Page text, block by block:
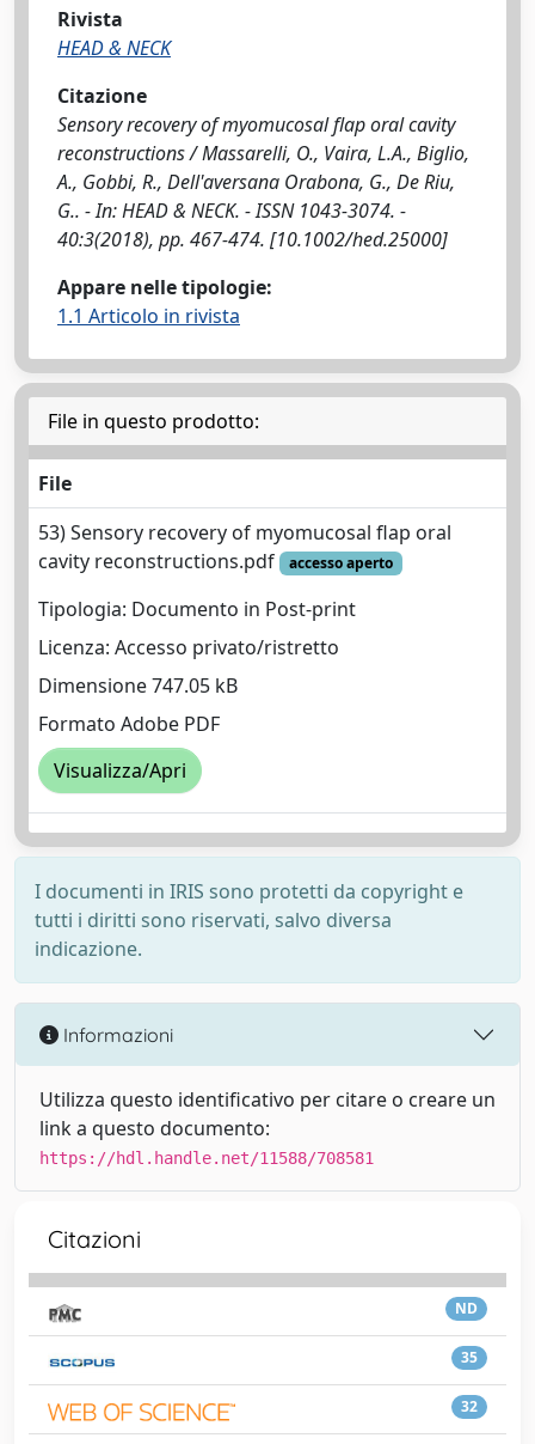
Rivista
HEAD & NECK
Citazione
Sensory recovery of myomucosal flap oral cavity
reconstructions / Massarelli, O., Vaira, L.A., Biglio,
A., Gobbi, R., Dell'aversana Orabona, G., De Riu,
G.. - In: HEAD & NECK. - ISSN 1043-3074. -
40:3(2018), pp. 467-474. [10.1002/hed.25000]
Appare nelle tipologie:
1.1 Articolo in rivista
File in questo prodotto:
File
53) Sensory recovery of myomucosal flap oral
cavity reconstructions.pdf
accesso aperto
Tipologia: Documento in Post-print
Licenza: Accesso privato/ristretto
Dimensione 747.05 kB
Formato Adobe PDF
Visualizza/Apri
I documenti in IRIS sono protetti da copyright e
tutti i diritti sono riservati, salvo diversa
indicazione.
Informazioni
Utilizza questo identificativo per citare o creare un
link a questo documento:
https://hdl.handle.net/11588/708581
Citazioni
ND
35
32